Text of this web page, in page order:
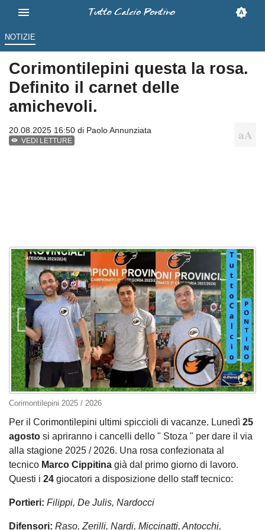
NOTIZIE
Corimontilepini questa la rosa.
Definito il carnet delle
amichevoli.
20.08.2025 16:50 di Paolo Annunziata
VEDI LETTURE
Corimontilepini 2025 / 2026
Per il Corimontilepini ultimi spiccioli di vacanze. Lunedì 25
agosto si apriranno i cancelli dello " Stoza " per dare il via
alla stagione 2025 / 2026. Una rosa confezionata al
tecnico Marco Cippitina già dal primo giorno di lavoro.
Questi i 24 giocatori a disposizione dello staff tecnico:
Portieri: Filippi, De Julis, Nardocci
Difensori: Raso, Zerilli, Nardi, Miccinatti, Antocchi,